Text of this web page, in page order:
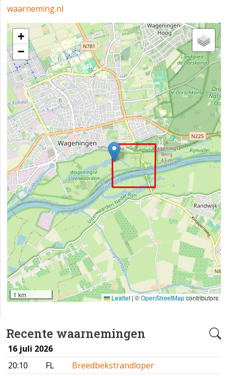
Recente waarnemingen
16 juli 2026
20:10
FL
Breedbekstrandloper
waarneming.nl
+
−
1 km Leaflet| ©OpenStreetMapcontributors